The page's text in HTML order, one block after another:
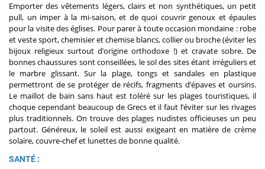
Emporter des vêtements légers, clairs et non synthétiques, un petit
pull, un imper à la mi-saison, et de quoi couvrir genoux et épaules
pour la visite des églises. Pour parer à toute occasion mondaine : robe
et veste sport, chemisier et chemise blancs, collier ou broche (éviter les
bijoux religieux surtout d’origine orthodoxe !) et cravate sobre. De
bonnes chaussures sont conseillées, le sol des sites étant irréguliers et
le marbre glissant. Sur la plage, tongs et sandales en plastique
permettront de se protéger de récifs, fragments d’épaves et oursins.
Le maillot de bain sans haut est toléré sur les plages touristiques, il
choque cependant beaucoup de Grecs et il faut l’éviter sur les rivages
plus traditionnels. On trouve des plages nudistes officieuses un peu
partout. Généreux, le soleil est aussi exigeant en matière de crème
solaire, couvre-chef et lunettes de bonne qualité.
SANTÉ :